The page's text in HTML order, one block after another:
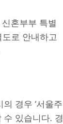
혼부부 특별
로 안내하고
경우 ‘서울주
수 있습니다. 경